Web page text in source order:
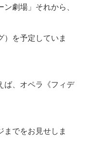
劇場」それから、
）を予定していま
ば、オペラ《フィデ
までをお見せしま